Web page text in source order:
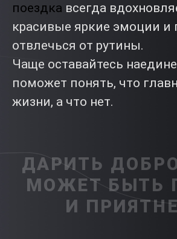
поездка всегда
красивые яркие эмоции и
отвлечься от рутины.
Чаще оставайтесь
поможет понять, что
жизни, а что нет.
ДАРИТЬ
МОЖЕТ БЫТЬ
И